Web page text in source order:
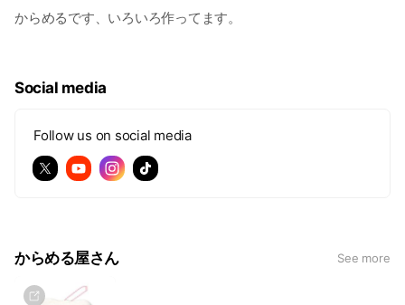
からめるです、いろいろ作ってます。
Social media
Follow us on social media
からめる屋さん See more